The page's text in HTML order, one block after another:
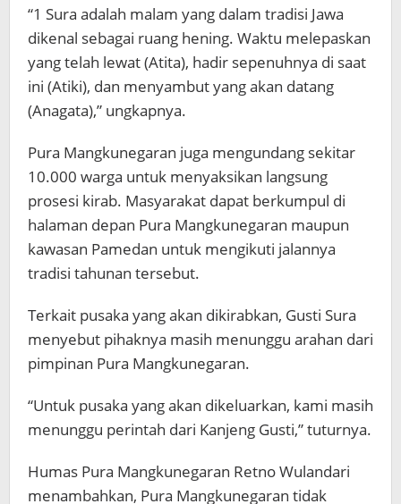
“1 Sura adalah malam yang dalam tradisi Jawa
dikenal sebagai ruang hening. Waktu melepaskan
yang telah lewat (Atita), hadir sepenuhnya di saat
ini (Atiki), dan menyambut yang akan datang
(Anagata),” ungkapnya.
Pura Mangkunegaran juga mengundang sekitar
10.000 warga untuk menyaksikan langsung
prosesi kirab. Masyarakat dapat berkumpul di
halaman depan Pura Mangkunegaran maupun
kawasan Pamedan untuk mengikuti jalannya
tradisi tahunan tersebut.
Terkait pusaka yang akan dikirabkan, Gusti Sura
menyebut pihaknya masih menunggu arahan dari
pimpinan Pura Mangkunegaran.
“Untuk pusaka yang akan dikeluarkan, kami masih
menunggu perintah dari Kanjeng Gusti,” tuturnya.
Humas Pura Mangkunegaran Retno Wulandari
menambahkan, Pura Mangkunegaran tidak